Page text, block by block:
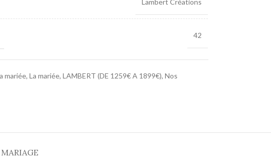
42
mariée, La mariée, LAMBERT (DE 1259€ A 1899€), Nos